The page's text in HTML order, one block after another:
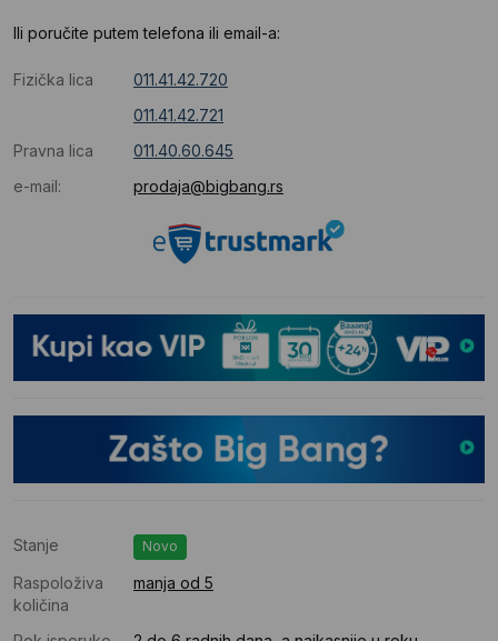
Ili poručite putem telefona ili email-a:
Fizička lica
011.41.42.720
011.41.42.721
Pravna lica
011.40.60.645
e-mail:
prodaja@bigbang.rs
Stanje Novo
Raspoloživa
količina
manja od 5